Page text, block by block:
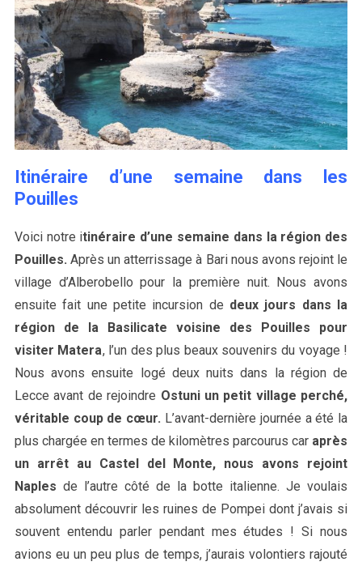
Itinéraire d’une semaine dans les
Pouilles
Voici notre itinéraire d’une semaine dans la région des
Pouilles. Après un atterrissage à Bari nous avons rejoint le
village d’Alberobello pour la première nuit. Nous avons
ensuite fait une petite incursion de deux jours dans la
région de la Basilicate voisine des Pouilles pour
visiter Matera, l’un des plus beaux souvenirs du voyage !
Nous avons ensuite logé deux nuits dans la région de
Lecce avant de rejoindre Ostuni un petit village perché,
véritable coup de cœur. L’avant-dernière journée a été la
plus chargée en termes de kilomètres parcourus car après
un arrêt au Castel del Monte, nous avons rejoint
Naples de l’autre côté de la botte italienne. Je voulais
absolument découvrir les ruines de Pompei dont j’avais si
souvent entendu parler pendant mes études ! Si nous
avions eu un peu plus de temps, j’aurais volontiers rajouté